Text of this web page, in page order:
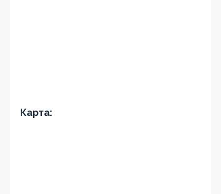
Карта: